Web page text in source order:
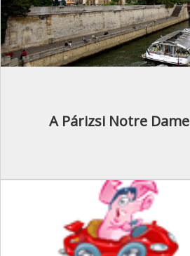
A Párizsi Notre Dame